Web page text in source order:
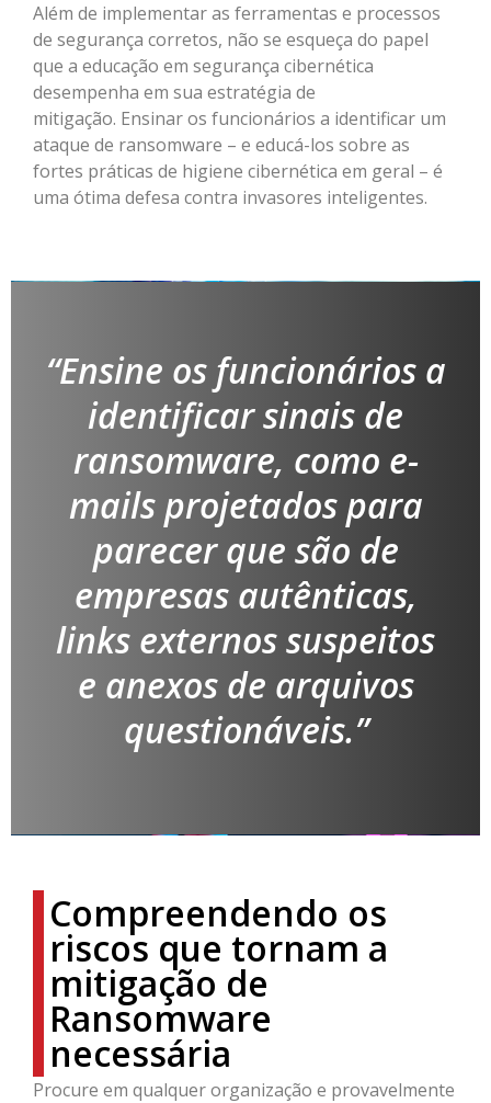
Além de implementar as ferramentas e processos
de segurança corretos, não se esqueça do papel
que a educação em segurança cibernética
desempenha em sua estratégia de
mitigação. Ensinar os funcionários a identificar um
ataque de ransomware – e educá-los sobre as
fortes práticas de higiene cibernética em geral – é
uma ótima defesa contra invasores inteligentes.
“Ensine os funcionários a
identificar sinais de
ransomware, como e-
mails projetados para
parecer que são de
empresas autênticas,
links externos suspeitos
e anexos de arquivos
questionáveis.”
Compreendendo os
riscos que tornam a
mitigação de
Ransomware
necessária
Procure em qualquer organização e provavelmente